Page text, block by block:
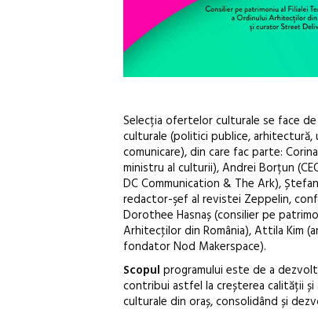
Selecția ofertelor culturale se face
culturale (politici publice, arhitectură,
comunicare), din care fac parte:
ministru al culturii), Andrei Borțun
DC Communication & The Ark),
redactor-şef al revistei Zeppelin,
Dorothee Hasnaș (consilier pe
Arhitecţilor din România), Attila Kim
fondator Nod Makerspace).
Scopul programului este de a
contribui astfel la creșterea calității
culturale din oraș, consolidând și